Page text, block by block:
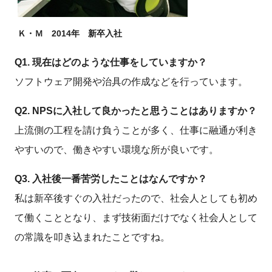
Ｋ・Ｍ 2014年 新卒入社
Q1. 現在はどのような仕事をしていますか？
ソフトウェア開発や治具の作成などを行っています。
Q2. NPSに入社して良かったと思うことはありますか？
上流側の工程を請け負うことが多く、仕事に融通が利き
やすいので、働きやすい環境な所が良いです。
Q3. 入社後一番苦労したことはなんですか？
私は新卒後すぐの入社だったので、社会人としても初め
て働くこととなり、まず技術面だけでなく社会人として
の常識を叩き込まれたことですね。